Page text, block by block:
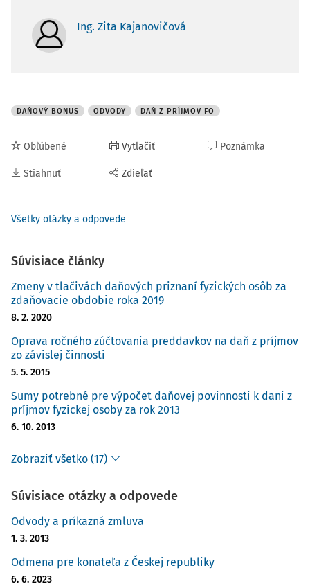
Ing. Zita Kajanovičová
DAŇOVÝ BONUS ODVODY DAŇ Z PRÍJMOV FO
Obľúbené
Stiahnuť
Vytlačiť
Zdieľať
Poznámka
Všetky otázky a odpovede
Súvisiace články
Zmeny v tlačivách daňových priznaní fyzických osôb za
zdaňovacie obdobie roka 2019
8. 2. 2020
Oprava ročného zúčtovania preddavkov na daň z príjmov
zo závislej činnosti
5. 5. 2015
Sumy potrebné pre výpočet daňovej povinnosti k dani z
príjmov fyzickej osoby za rok 2013
6. 10. 2013
Zobraziť všetko (17)
Súvisiace otázky a odpovede
Odvody a príkazná zmluva
1. 3. 2013
Odmena pre konateľa z Českej republiky
6. 6. 2023